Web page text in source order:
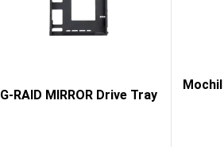
G-RAID MIRROR Drive Tray